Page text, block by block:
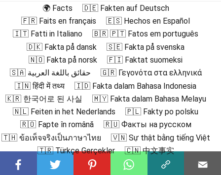
🌍 Facts
🇩🇪 Fakten auf Deutsch
🇫🇷 Faits en français
🇪🇸 Hechos en Español
🇮🇹 Fatti in Italiano
🇧🇷 🇵🇹 Fatos em português
🇩🇰 Fakta på dansk
🇸🇪 Fakta på svenska
🇳🇴 Fakta på norsk
🇫🇮 Faktat suomeksi
🇸🇦 حقائق باللغة العربية
🇬🇷 Γεγονότα στα ελληνικά
🇮🇳 हिंदी में तथ्य
🇮🇩 Fakta dalam Bahasa Indonesia
🇰🇷 한국어로 된 사실
🇲🇾 Fakta dalam Bahasa Melayu
🇳🇱 Feiten in het Nederlands
🇵🇱 Fakty po polsku
🇷🇴 Fapte în română
🇷🇺 Факты на русском
🇹🇭 ข้อเท็จจริงเป็นภาษาไทย
🇻🇳 Sự thật bằng tiếng Việt
🇹🇷 Türkçe Gerçekler
🇨🇳 中文事实